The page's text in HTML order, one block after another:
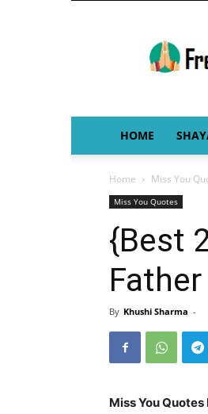
HOME
Home Miss You
Miss You Quotes
{Best
By Khushi Sharma -
Miss You